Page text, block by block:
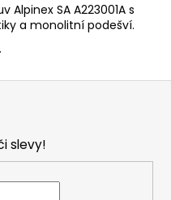
SA A223001A s
a monolitní podešví.
slevy!